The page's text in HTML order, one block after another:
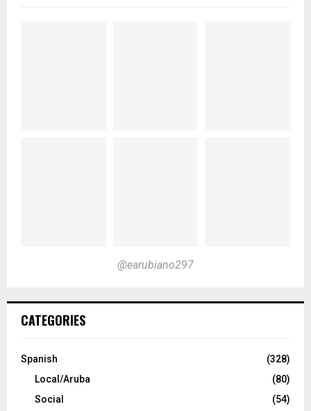
@earubiano297
CATEGORIES
Spanish
(328)
Local/Aruba
(80)
Social
(54)